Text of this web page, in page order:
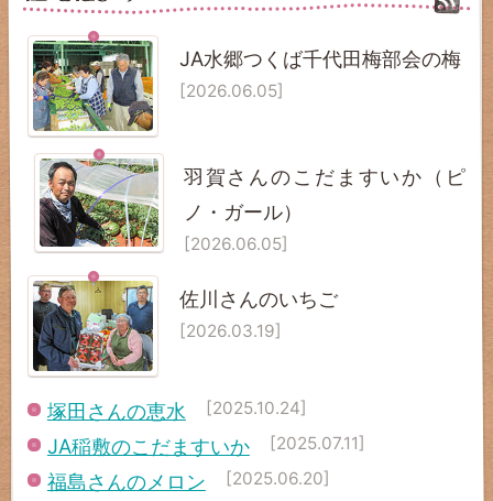
JA水郷つくば千代田梅部会の梅
[2026.06.05]
羽賀さんのこだますいか（ピ
ノ・ガール）
[2026.06.05]
佐川さんのいちご
[2026.03.19]
塚田さんの恵水 [2025.10.24]
JA稲敷のこだますいか [2025.07.11]
福島さんのメロン [2025.06.20]